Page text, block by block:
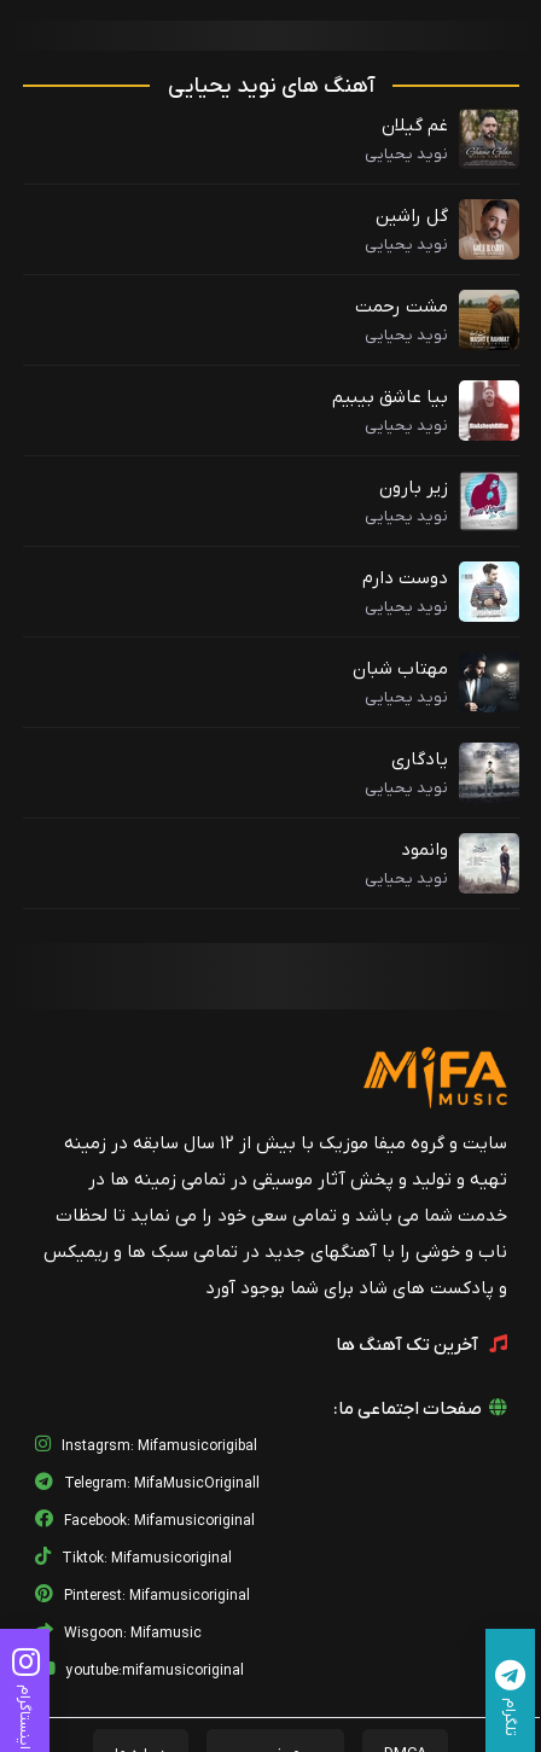
آهنگ های نوید یحیایی
غم گیلان
نوید یحیایی
گل راشین
نوید یحیایی
مشت رحمت
نوید یحیایی
بیا عاشق بیبیم
نوید یحیایی
زیر بارون
نوید یحیایی
دوست دارم
نوید یحیایی
مهتاب شبان
نوید یحیایی
یادگاری
نوید یحیایی
وانمود
نوید یحیایی
سایت و گروه میفا موزیک با بیش از ۱۲ سال سابقه در زمینه
تهیه و تولید و پخش آثار موسیقی در تمامی زمینه ها در
خدمت شما می باشد و تمامی سعی خود را می نماید تا لحظات
ناب و خوشی را با آهنگهای جدید در تمامی سبک ها و ریمیکس
و پادکست های شاد برای شما بوجود آورد
آخرین تک آهنگ ها
صفحات اجتماعی ما:
Instagrsm: Mifamusicorigibal
Telegram: MifaMusicOriginall
Facebook: Mifamusicoriginal
Tiktok: Mifamusicoriginal
Pinterest: Mifamusicoriginal
Wisgoon: Mifamusic
youtube:mifamusicoriginal
اینستاگرام تلگرام